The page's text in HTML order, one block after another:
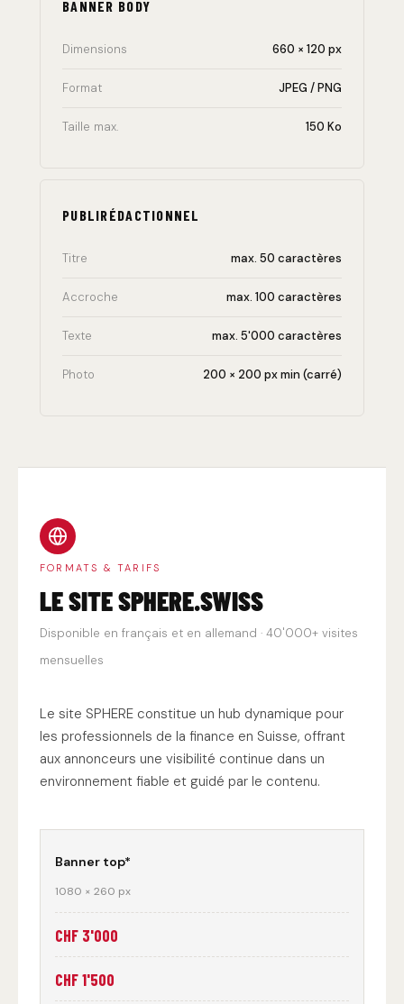
BANNER BODY
Dimensions 660 × 120 px
Format JPEG / PNG
Taille max. 150 Ko
PUBLIRÉDACTIONNEL
Titre max. 50 caractères
Accroche max. 100 caractères
Texte max. 5'000 caractères
Photo 200 × 200 px min (carré)
FORMATS & TARIFS
LE SITE SPHERE.SWISS
Disponible en français et en allemand · 40'000+ visites
mensuelles
Le site SPHERE constitue un hub dynamique pour
les professionnels de la finance en Suisse, offrant
aux annonceurs une visibilité continue dans un
environnement fiable et guidé par le contenu.
Banner top*
1080 × 260 px
CHF 3'000
CHF 1'500